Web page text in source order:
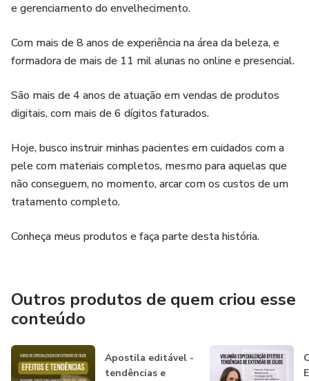
e gerenciamento do envelhecimento.
Com mais de 8 anos de experiência na área da beleza, e
formadora de mais de 11 mil alunas no online e presencial.
São mais de 4 anos de atuação em vendas de produtos
digitais, com mais de 6 dígitos faturados.
Hoje, busco instruir minhas pacientes em cuidados com a
pele com materiais completos, mesmo para aquelas que
não conseguem, no momento, arcar com os custos de um
tratamento completo.
Conheça meus produtos e faça parte desta história.
Outros produtos de quem criou esse
conteúdo
Apostila editável -
tendências e